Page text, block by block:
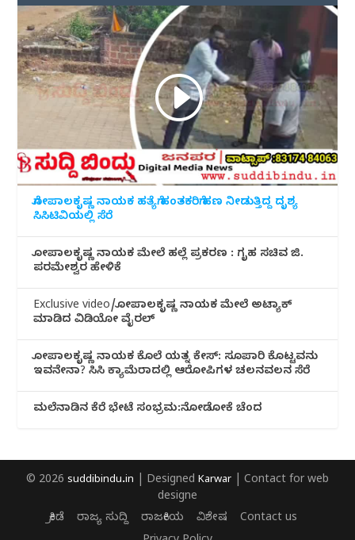
ಗೋಪಾಲಕೃಷ್ಣ ನಾಯಕ ಹತ್ಯೆಗೆ ಹಂತಕರಿಗೆ ಹಣ ನೀಡುತ್ತಿದ್ದ ದೃಶ್ಯ
ಸಿಸಿಟಿವಿಯಲ್ಲಿ ಸೆರೆ
ಗೋಪಾಲಕೃಷ್ಣ ನಾಯಕ ಮೇಲೆ ಹಲ್ಲೆ ಪ್ರಕರಣ : ಗೃಹ ಸಚಿವ ಜಿ.
ಪರಮೇಶ್ವರ ಹೇಳಿಕೆ
Exclusive video/ಗೋಪಾಲಕೃಷ್ಣ ನಾಯಕ ಮೇಲೆ ಅಟ್ಯಾಕ್
ಮಾಡಿದ ವಿಡಿಯೋ ವೈರಲ್
ಗೋಪಾಲಕೃಷ್ಣ ನಾಯಕ ಕೊಲೆ ಯತ್ನ ಕೇಸ್: ಸೂಪಾರಿ ಕೊಟ್ಟವನು
ಇವನೇನಾ? ಸಿಸಿ ಕ್ಯಾಮೆರಾದಲ್ಲಿ ಆರೋಪಿಗಳ ಚಲನವಲನ ಸೆರೆ
ಮಲೆನಾಡಿ‌ನ ಕೆರೆ ಭೇಟೆ ಸಂಭ್ರಮ:ನೋಡೋಕೆ ಚೆಂದ
© 2026 suddibindu.in | Designed Karwar | Contact for web
designe
ಕ್ರೀಡೆ
ರಾಜ್ಯ ಸುದ್ದಿ ರಾಜಕೀಯ ವಿಶೇಷ
Contact us